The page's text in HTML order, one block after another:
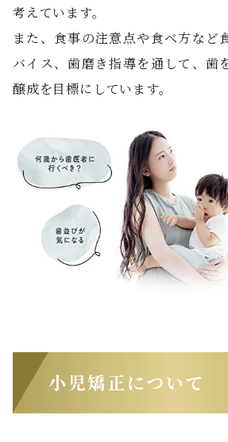
考えています。
また、食事の注意点や食べ方など
バイス、歯磨き指導を通して、歯
醸成を目標にしています。
小児矯正について